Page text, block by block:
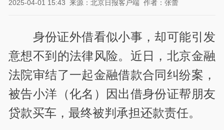
2025-04-01 15:43 来源：北京日报客户端 作者：张蕾
身份证外借看似小事，却可能引发
意想不到的法律风险。近日，北京金融
法院审结了一起金融借款合同纠纷案，
被告小洋（化名）因出借身份证帮朋友
贷款买车，最终被判承担还款责任。